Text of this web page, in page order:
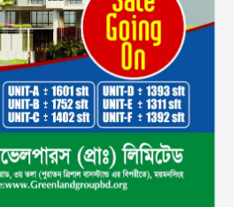
ময়মনসিংহ শাখার গ্রাহক সমাবেশ